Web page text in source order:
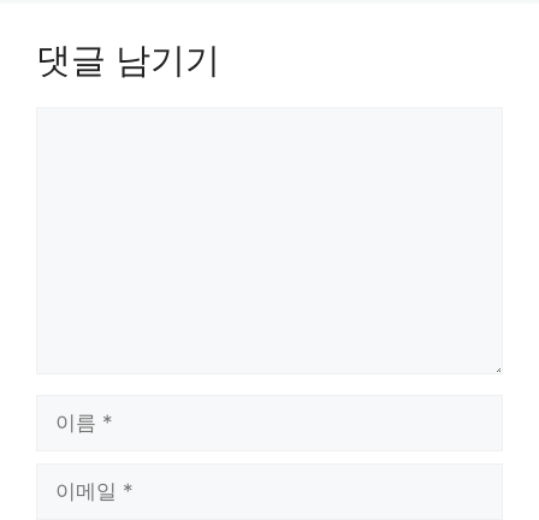
댓글 남기기